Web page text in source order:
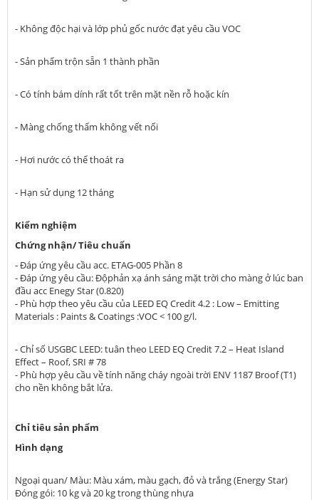
- Không độc hại và lớp phủ gốc nước đạt yêu cầu VOC
- Sản phẩm trộn sẵn 1 thành phần
- Có tính bám dính rất tốt trên mặt nền rỗ hoặc kín
- Màng chống thấm không vết nối
- Hơi nước có thể thoát ra
- Hạn sử dụng 12 tháng
Kiểm nghiệm
Chứng nhận/ Tiêu chuẩn
- Đáp ứng yêu cầu acc. ETAG-005 Phần 8
- Đáp ứng yêu cầu: Độphản xạ ánh sáng mặt trời cho màng ở lúc ban
đầu acc Enegy Star (0.820)
- Phù hợp theo yêu cầu của LEED EQ Credit 4.2 : Low – Emitting
Materials : Paints & Coatings :VOC < 100 g/l.
- Chỉ số USGBC LEED: tuân theo LEED EQ Credit 7.2 – Heat Island
Effect – Roof, SRI # 78
- Phù hợp yêu cầu về tính năng cháy ngoài trời ENV 1187 Broof (T1)
cho nền không bắt lửa.
Chỉ tiêu sản phẩm
Hình dạng
Ngoại quan/ Màu: Màu xám, màu gạch, đỏ và trắng (Energy Star)
Đóng gói: 10 kg và 20 kg trong thùng nhựa